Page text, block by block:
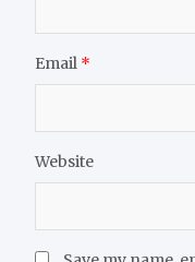
Email *
Website